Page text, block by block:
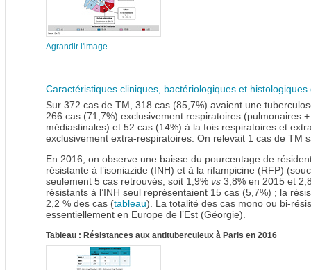
Agrandir l'image
Caractéristiques cliniques, bactériologiques et
Sur 372 cas de TM, 318 cas (85,7%) avaient une
266 cas (71,7%) exclusivement respiratoires (pulmonaires
médiastinales) et 52 cas (14%) à la fois respiratoires et
exclusivement extra-respiratoires. On relevait 1 cas de TM
En 2016, on observe une baisse du pourcentage de
résistante à l’isoniazide (INH) et à la rifampicine (RFP)
seulement 5 cas retrouvés, soit 1,9% vs 3,8% en 2015 et
résistants à l’INH seul représentaient 15 cas (5,7%) ; la
2,2 % des cas (tableau). La totalité des cas mono ou bi-
essentiellement en Europe de l’Est (Géorgie).
Tableau : Résistances aux antituberculeux à Paris en 2016